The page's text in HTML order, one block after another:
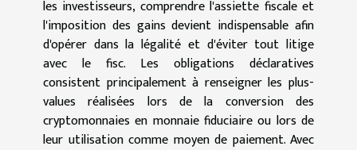
les investisseurs, comprendre l'assiette fiscale et
l'imposition des gains devient indispensable afin
d'opérer dans la légalité et d'éviter tout litige
avec le fisc. Les obligations déclaratives
consistent principalement à renseigner les plus-
values réalisées lors de la conversion des
cryptomonnaies en monnaie fiduciaire ou lors de
leur utilisation comme moyen de paiement. Avec